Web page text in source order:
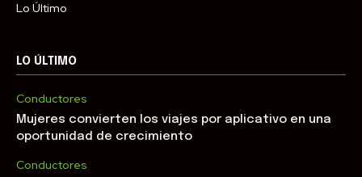
Lo Último
LO ÚLTIMO
Conductores
Mujeres convierten los viajes por aplicativo en una
oportunidad de crecimiento
Conductores